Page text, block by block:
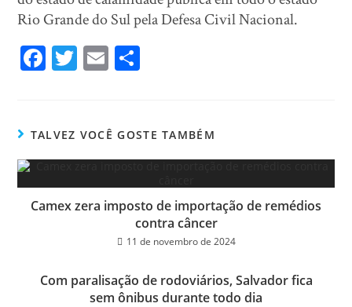
Rio Grande do Sul pela Defesa Civil Nacional.
Fa
ok
T
er
E
TALVEZ VOCÊ GOSTE TAMBÉM
Camex zera imposto de importação de remédios
contra câncer
11 de novembro de 2024
Com paralisação de rodoviários, Salvador fica
sem ônibus durante todo dia